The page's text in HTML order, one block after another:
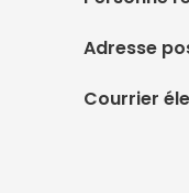
Adresse
Courrier